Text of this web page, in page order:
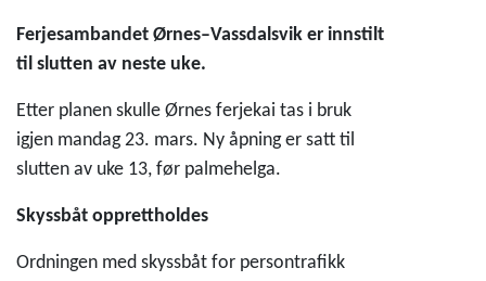
Ferjesambandet Ørnes–Vassdalsvik er innstilt
til slutten av neste uke.
Etter planen skulle Ørnes ferjekai tas i bruk
igjen mandag 23. mars. Ny åpning er satt til
slutten av uke 13, før palmehelga.
Skyssbåt opprettholdes
Ordningen med skyssbåt for persontrafikk